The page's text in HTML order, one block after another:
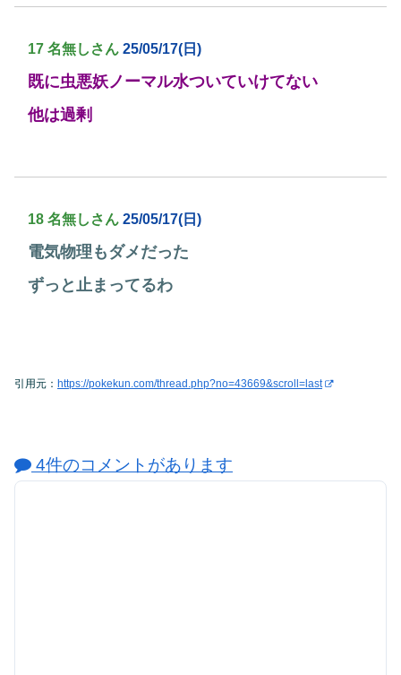
17 名無しさん 25/05/17(日)
既に虫悪妖ノーマル水ついていけてない
他は過剰
18 名無しさん 25/05/17(日)
電気物理もダメだった
ずっと止まってるわ
引用元： https://pokekun.com/thread.php?no=43669&scroll=last
4件のコメントがあります